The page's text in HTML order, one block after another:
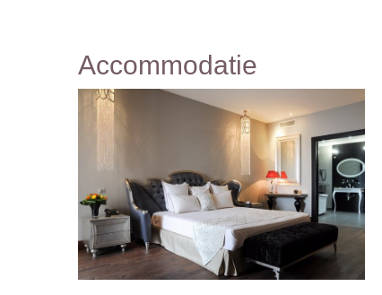
Accommodatie